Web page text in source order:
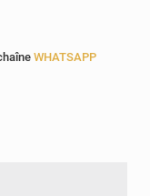
WHATSAPP